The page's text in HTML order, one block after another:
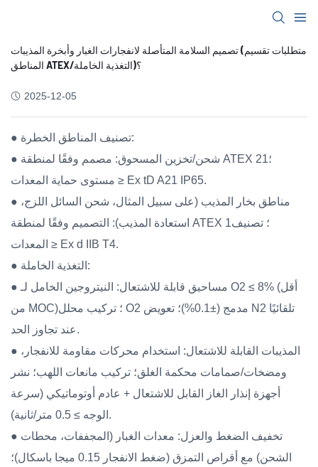
تصميم السلامة المتأصلة لانفجارات الغبار وأبخرة المذيبات (متطلبات تقسيم
المناطق ATEX/التغذية الخاملة)؟
2025-12-05
● تصنيف المناطق الخطرة:
● شحن/تخزين المسحوق: مصمم وفقًا لمنطقة ATEX 21؛
مستوى حماية المعدات ≥ Ex tD A21 IP65.
● مناطق بخار المذيب (على سبيل المثال، شحن السائل اللزج،
استعادة المذيب): التصميم وفقًا لمنطقة ATEX 1؛ تصنيف
المعدات ≥ Ex d IIB T4.
● التغذية الخاملة:
● مساحيق قابلة للاشتعال: النيتروجين الخامل لـ O2 ≤ 8% (أقل
من MOC)؛ تركيب محلل O2 مدمج (±0.1%)؛ تعويض N2 تلقائيًا
عند تجاوز الحد.
● المذيبات القابلة للاشتعال: استخدام محركات مقاومة للانفجار،
ومضخات/صمامات محكمة الغلق؛ تركيب مانعات اللهب؛ نشر
أجهزة إنذار الغاز القابل للاشتعال + عادم أوتوماتيكي (سرعة
الوجه ≥ 0.5 متر/ثانية).
● تخفيف الضغط والعزل: معدات الغبار (المجففات، محطات
الشحن) مع أقراص التمزق (ضغط الانفجار 0.15 ميجا باسكال)؛